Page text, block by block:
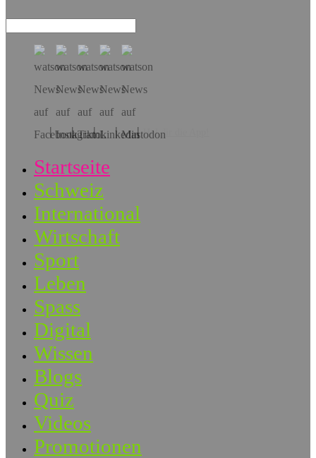
Hol dir die App!
Startseite
Schweiz
International
Wirtschaft
Sport
Leben
Spass
Digital
Wissen
Blogs
Quiz
Videos
Promotionen